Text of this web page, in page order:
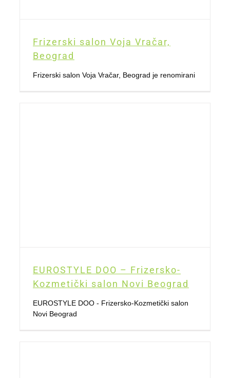
Frizerski salon Voja Vračar,
Beograd
Frizerski salon Voja Vračar, Beograd je renomirani
EUROSTYLE DOO – Frizersko-
Kozmetički salon Novi Beograd
EUROSTYLE DOO - Frizersko-Kozmetički salon
Novi Beograd